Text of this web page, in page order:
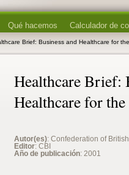
Qué hacemos Calculador de
Brief: Business and Healthcare for
Healthcare Brief:
Healthcare for
Autor(es): Confederation of
Editor: CBI
Año de publicación: 2001